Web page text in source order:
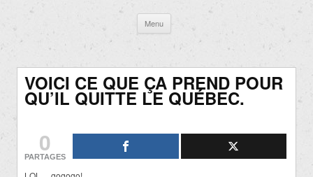
Menu
contenu
VOICI CE QUE ÇA PREND POUR
QU’IL QUITTE LE QUÉBEC.
0
PARTAGES